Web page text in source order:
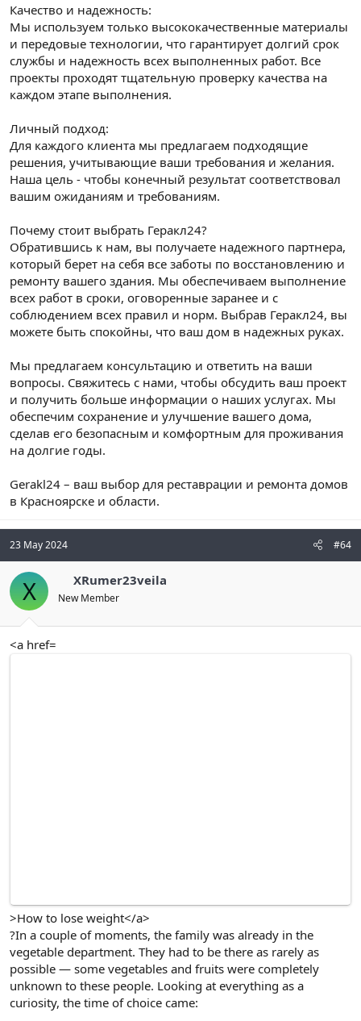
Качество и надежность:
Мы используем только высококачественные материалы
и передовые технологии, что гарантирует долгий срок
службы и надежность всех выполненных работ. Все
проекты проходят тщательную проверку качества на
каждом этапе выполнения.
Личный подход:
Для каждого клиента мы предлагаем подходящие
решения, учитывающие ваши требования и желания.
Наша цель - чтобы конечный результат соответствовал
вашим ожиданиям и требованиям.
Почему стоит выбрать Геракл24?
Обратившись к нам, вы получаете надежного партнера,
который берет на себя все заботы по восстановлению и
ремонту вашего здания. Мы обеспечиваем выполнение
всех работ в сроки, оговоренные заранее и с
соблюдением всех правил и норм. Выбрав Геракл24, вы
можете быть спокойны, что ваш дом в надежных руках.
Мы предлагаем консультацию и ответить на ваши
вопросы. Свяжитесь с нами, чтобы обсудить ваш проект
и получить больше информации о наших услугах. Мы
обеспечим сохранение и улучшение вашего дома,
сделав его безопасным и комфортным для проживания
на долгие годы.
Gerakl24 – ваш выбор для реставрации и ремонта домов
в Красноярске и области.
23 May 2024 #64
X XRumer23veila
New Member
<a href=
>How to lose weight</a>
?In a couple of moments, the family was already in the
vegetable department. They had to be there as rarely as
possible — some vegetables and fruits were completely
unknown to these people. Looking at everything as a
curiosity, the time of choice came: